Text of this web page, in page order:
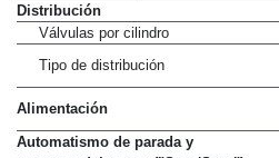
Distribución
Válvulas por cilindro
Tipo de distribución
Alimentación
Automatismo de parada y